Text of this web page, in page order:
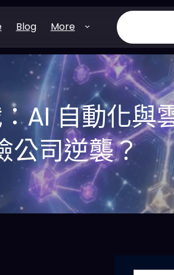
Blog More
搜
尋
AI 自動化與
公司逆襲？